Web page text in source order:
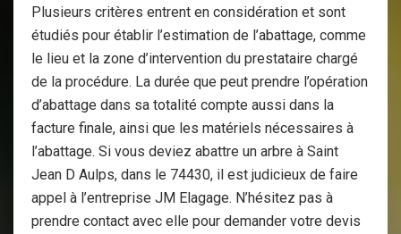
Plusieurs critères entrent en considération et sont
étudiés pour établir l’estimation de l’abattage, comme
le lieu et la zone d’intervention du prestataire chargé
de la procédure. La durée que peut prendre l’opération
d’abattage dans sa totalité compte aussi dans la
facture finale, ainsi que les matériels nécessaires à
l’abattage. Si vous deviez abattre un arbre à Saint
Jean D Aulps, dans le 74430, il est judicieux de faire
appel à l’entreprise JM Elagage. N’hésitez pas à
prendre contact avec elle pour demander votre devis